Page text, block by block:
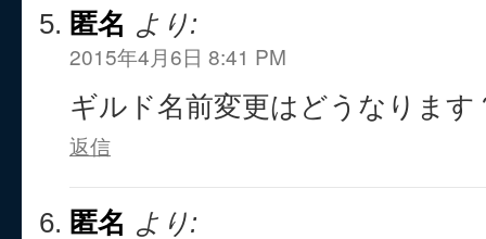
匿名 より:
2015年4月6日 8:41 PM
ギルド名前変更はどうなります
返信
匿名 より: